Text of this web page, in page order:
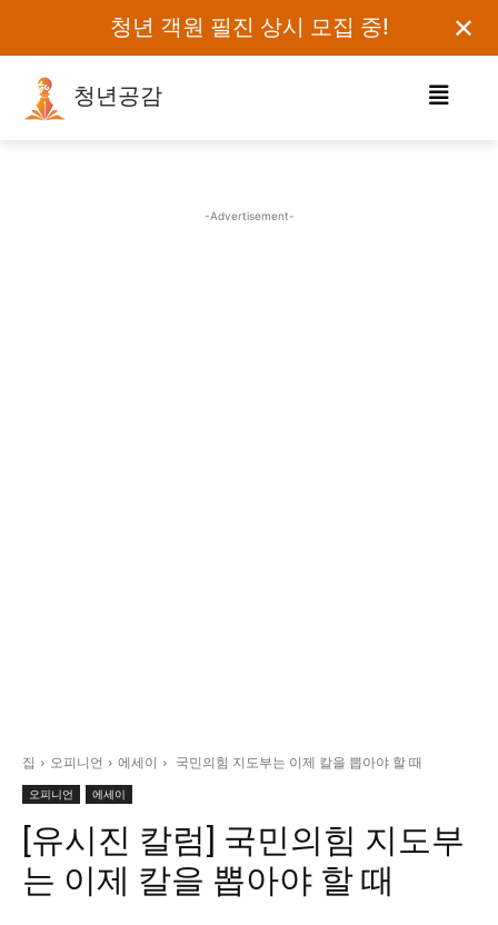
문화
전통문화
대중문화
청년 객원 필진 상시 모집 중! ✕
청년공감
-Advertisement-
집 오피니언 에세이 국민의힘 지도부는 이제 칼을 뽑아야 할 때
오피니언 에세이
[유시진 칼럼] 국민의힘 지도부
는 이제 칼을 뽑아야 할 때